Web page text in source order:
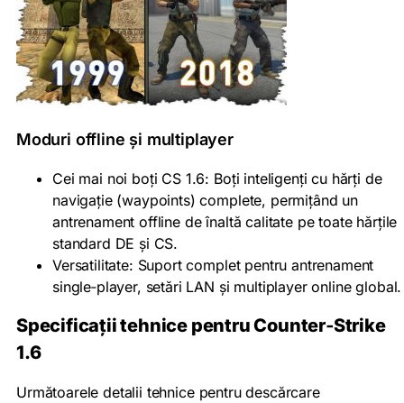
Moduri offline și multiplayer
Cei mai noi boți CS 1.6: Boți inteligenți cu hărți de
navigație (waypoints) complete, permițând un
antrenament offline de înaltă calitate pe toate hărțile
standard DE și CS.
Versatilitate: Suport complet pentru antrenament
single‑player, setări LAN și multiplayer online global.
Specificații tehnice pentru Counter‑Strike
1.6
Următoarele detalii tehnice pentru descărcare